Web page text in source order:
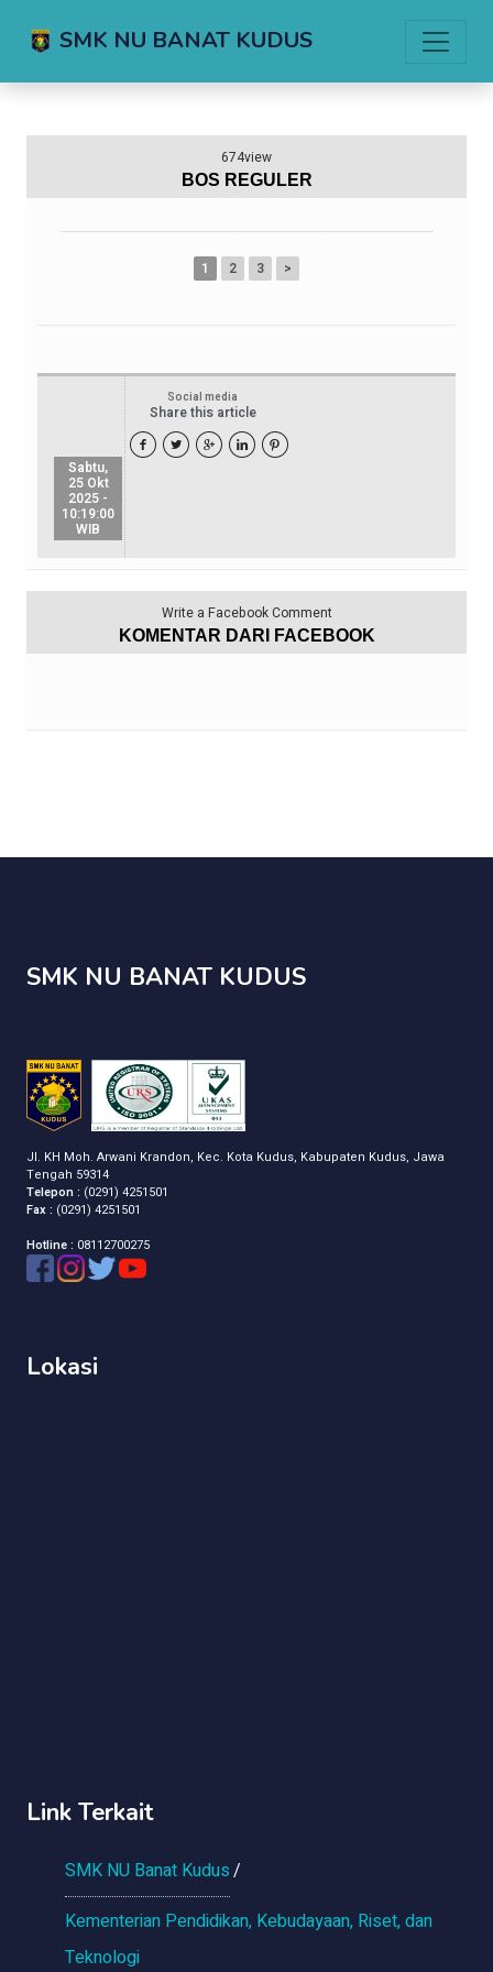
SMK NU BANAT KUDUS
674view
BOS REGULER
1 2 3 >
Social media
Share this article
    
Sabtu,
25 Okt
2025 -
10:19:00
WIB
Write a Facebook Comment
KOMENTAR DARI FACEBOOK
SMK NU BANAT KUDUS
Jl. KH Moh. Arwani Krandon, Kec. Kota Kudus, Kabupaten Kudus, Jawa
Tengah 59314
Telepon : (0291) 4251501
Fax : (0291) 4251501
Hotline : 08112700275
Lokasi
Link Terkait
SMK NU Banat Kudus
Kementerian Pendidikan, Kebudayaan, Riset, dan
Teknologi